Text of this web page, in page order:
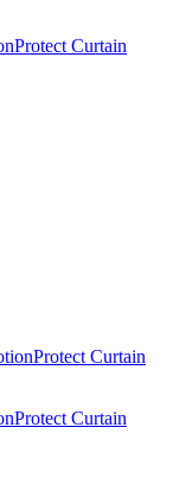
Curtain
Curtain